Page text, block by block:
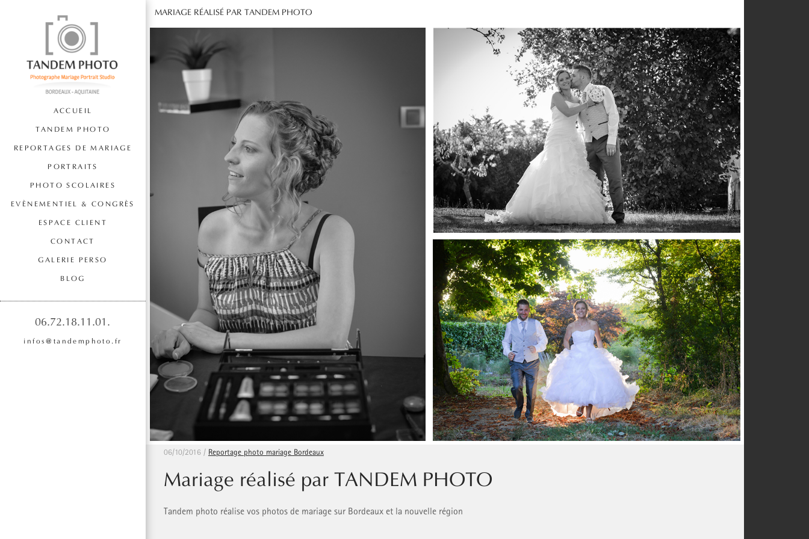
ACCUEIL
TANDEM PHOTO
REPORTAGES DE MARIAGE
PORTRAITS
PHOTO SCOLAIRES
EVÈNEMENTIEL & CONGRÈS
ESPACE CLIENT
CONTACT
GALERIE PERSO
BLOG
06.72.18.11.01.
infos@tandemphoto.fr
MARIAGE RÉALISÉ PAR TANDEM PHOTO
06/10/2016 / Reportage photo mariage Bordeaux
Mariage réalisé par TANDEM PHOTO
Tandem photo réalise vos photos de mariage sur Bordeaux et la nouvelle région